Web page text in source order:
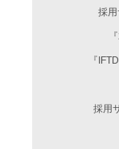
採用
『
採用